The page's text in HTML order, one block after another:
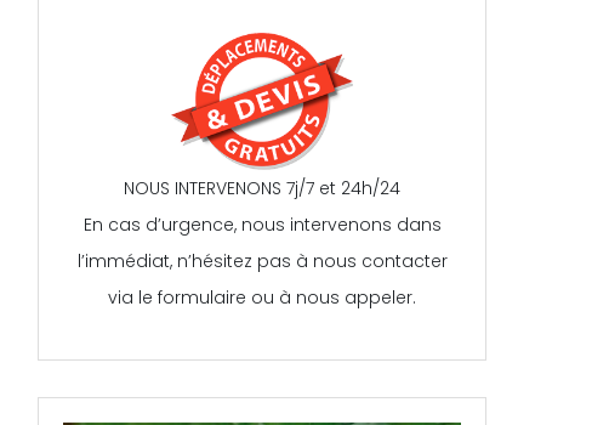
NOUS INTERVENONS 7j/7 et 24h/24
En cas d’urgence, nous intervenons dans
l’immédiat, n’hésitez pas à nous contacter
via le formulaire ou à nous appeler.